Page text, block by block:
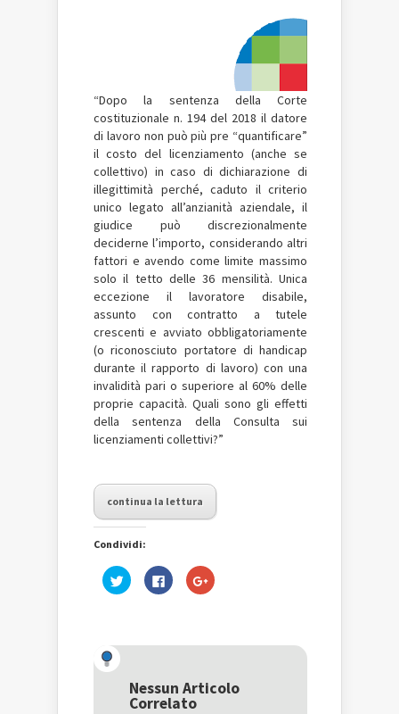
“Dopo la sentenza della Corte
costituzionale n. 194 del 2018 il datore
di lavoro non può più pre “quantificare”
il costo del licenziamento (anche se
collettivo) in caso di dichiarazione di
illegittimità perché, caduto il criterio
unico legato all’anzianità aziendale, il
giudice può discrezionalmente
deciderne l’importo, considerando altri
fattori e avendo come limite massimo
solo il tetto delle 36 mensilità. Unica
eccezione il lavoratore disabile,
assunto con contratto a tutele
crescenti e avviato obbligatoriamente
(o riconosciuto portatore di handicap
durante il rapporto di lavoro) con una
invalidità pari o superiore al 60% delle
proprie capacità. Quali sono gli effetti
della sentenza della Consulta sui
licenziamenti collettivi?”
continua la lettura
Condividi:
Fai
clic
una
nuova
finestra)
Fai
clic
nuova
finestra)
Fai
clic
una
nuova
Nessun Articolo
Correlato